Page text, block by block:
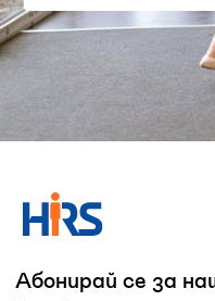
Абонирай се за